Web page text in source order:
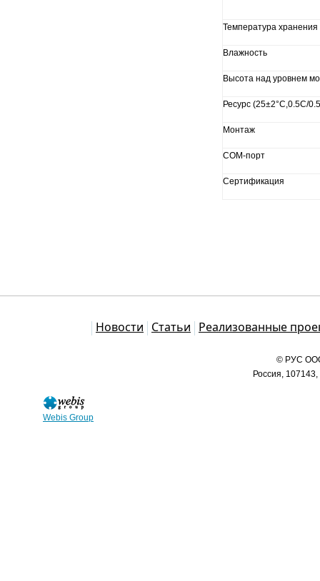
Webis Group
Температура хранения
Влажность
Высота над уровнем
Ресурс (25±2°C,0.5C/
Монтаж
COM-порт
Сертификация
Новости Статьи Реализованные
© РУС ООО
Россия,